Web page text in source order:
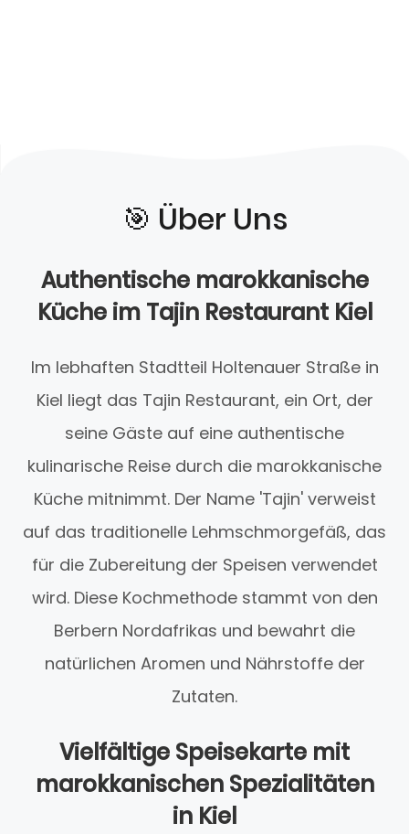
🎯️ Über Uns
Authentische marokkanische
Küche im Tajin Restaurant Kiel
Im lebhaften Stadtteil Holtenauer Straße in
Kiel liegt das Tajin Restaurant, ein Ort, der
seine Gäste auf eine authentische
kulinarische Reise durch die marokkanische
Küche mitnimmt. Der Name 'Tajin' verweist
auf das traditionelle Lehmschmorgefäß, das
für die Zubereitung der Speisen verwendet
wird. Diese Kochmethode stammt von den
Berbern Nordafrikas und bewahrt die
natürlichen Aromen und Nährstoffe der
Zutaten.
Vielfältige Speisekarte mit
marokkanischen Spezialitäten
in Kiel